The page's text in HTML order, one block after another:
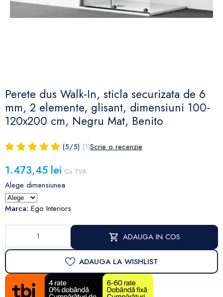
Perete dus Walk-In, sticla securizata de 6
mm, 2 elemente, glisant, dimensiuni 100-
120x200 cm, Negru Mat, Benito
(5/5) (1)Scrie o recenzie
1.473,45 lei Cu TVA
Alege dimensiunea
Marca: Ego Interiors
ADAUGA IN COS
ADAUGA LA WISHLIST